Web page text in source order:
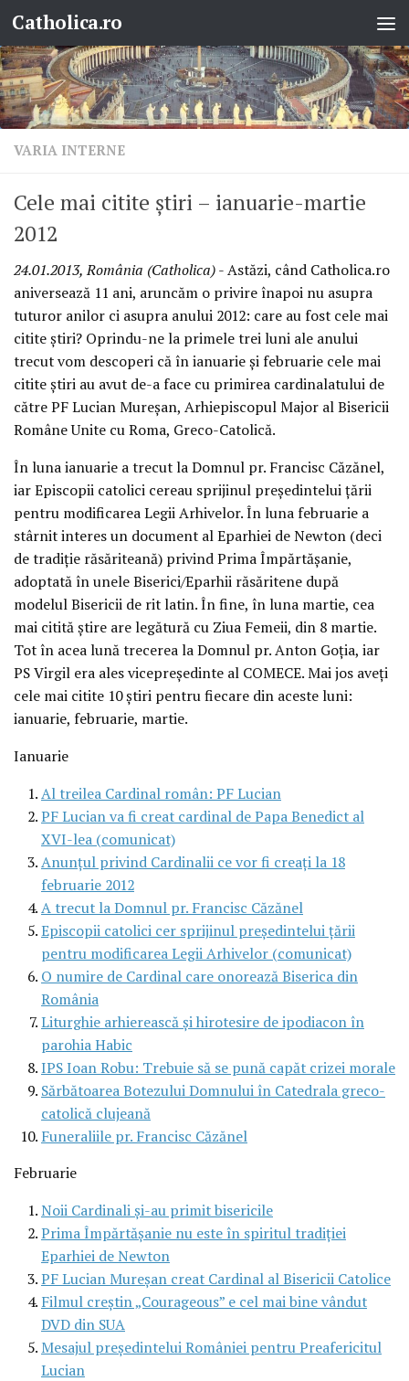
Skip to content
Catholica.ro
VARIA INTERNE
Cele mai citite ştiri – ianuarie-martie
2012
24.01.2013, România (Catholica)- Astăzi, când Catholica.ro
aniversează 11 ani, aruncăm o privire înapoi nu asupra
tuturor anilor ci asupra anului 2012: care au fost cele mai
citite ştiri? Oprindu-ne la primele trei luni ale anului
trecut vom descoperi că în ianuarie şi februarie cele mai
citite ştiri au avut de-a face cu primirea cardinalatului de
către PF Lucian Mureşan, Arhiepiscopul Major al Bisericii
Române Unite cu Roma, Greco-Catolică.
În luna ianuarie a trecut la Domnul pr. Francisc Căzănel,
iar Episcopii catolici cereau sprijinul preşedintelui ţării
pentru modificarea Legii Arhivelor. În luna februarie a
stârnit interes un document al Eparhiei de Newton (deci
de tradiţie răsăriteană) privind Prima Împărtăşanie,
adoptată în unele Biserici/Eparhii răsăritene după
modelul Bisericii de rit latin. În fine, în luna martie, cea
mai citită ştire are legătură cu Ziua Femeii, din 8 martie.
Tot în acea lună trecerea la Domnul pr. Anton Goţia, iar
PS Virgil era ales vicepreşedinte al COMECE. Mai jos aveţi
cele mai citite 10 ştiri pentru fiecare din aceste luni:
ianuarie, februarie, martie.
Ianuarie
Al treilea Cardinal român: PF Lucian
PF Lucian va fi creat cardinal de Papa Benedict al
XVI-lea (comunicat)
Anunţul privind Cardinalii ce vor fi creaţi la 18
februarie 2012
A trecut la Domnul pr. Francisc Căzănel
Episcopii catolici cer sprijinul preşedintelui ţării
pentru modificarea Legii Arhivelor (comunicat)
O numire de Cardinal care onorează Biserica din
România
Liturghie arhierească şi hirotesire de ipodiacon în
parohia Habic
IPS Ioan Robu: Trebuie să se pună capăt crizei morale
Sărbătoarea Botezului Domnului în Catedrala greco-
catolică clujeană
Funeraliile pr. Francisc Căzănel
Februarie
Noii Cardinali şi-au primit bisericile
Prima Împărtăşanie nu este în spiritul tradiţiei
Eparhiei de Newton
PF Lucian Mureşan creat Cardinal al Bisericii Catolice
Filmul creştin „Courageous” e cel mai bine vândut
DVD din SUA
Mesajul preşedintelui României pentru Preafericitul
Lucian